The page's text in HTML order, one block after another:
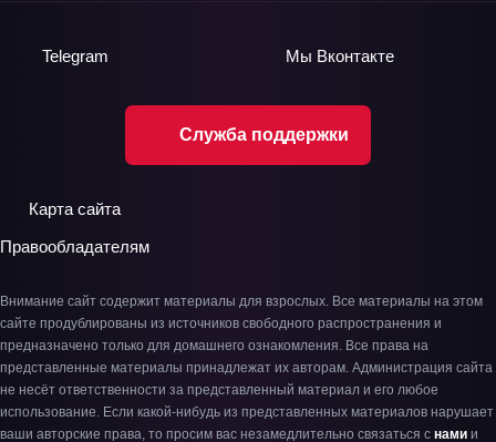
Служба поддержки
Telegram Мы Вконтакте
Карта сайта
Правообладателям
Внимание сайт содержит материалы для взрослых. Все материалы на этом
сайте продублированы из источников свободного распространения и
предназначено только для домашнего ознакомления. Все права на
представленные материалы принадлежат их авторам. Администрация сайта
не несёт ответственности за представленный материал и его любое
использование. Если какой-нибудь из представленных материалов нарушает
ваши авторские права, то просим вас незамедлительно связаться с нами и